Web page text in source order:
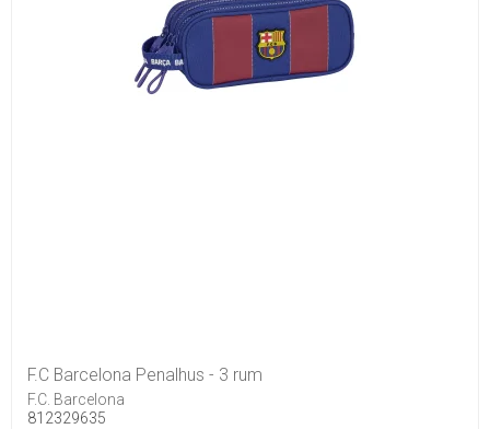
F.C Barcelona Penalhus - 3 rum
F.C. Barcelona
812329635